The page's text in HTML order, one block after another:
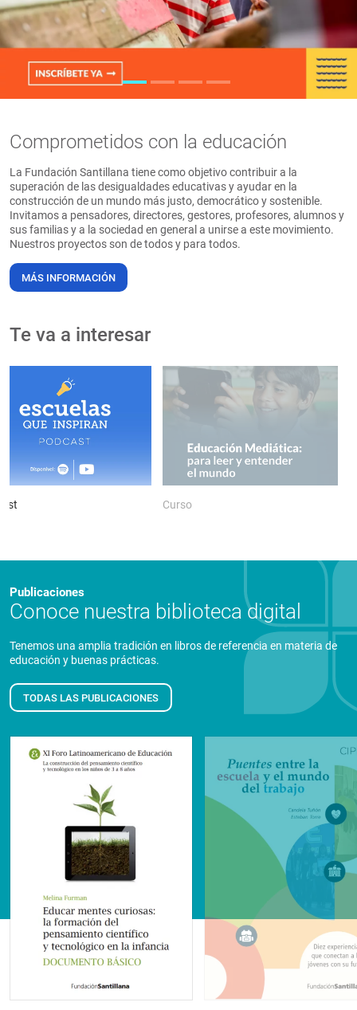
PT
Comprometidos con la educación
La Fundación Santillana tiene como objetivo contribuir a la
superación de las desigualdades educativas y ayudar en la
construcción de un mundo más justo, democrático y sostenible.
Invitamos a pensadores, directores, gestores, profesores, alumnos y
sus familias y a la sociedad en general a unirse a este movimiento.
Nuestros proyectos son de todos y para todos.
MÁS INFORMACIÓN
Te va a interesar
Curso
Publicaciones
Conoce nuestra biblioteca digital
Tenemos una amplia tradición en libros de referencia en materia de
educación y buenas prácticas.
TODAS LAS PUBLICACIONES